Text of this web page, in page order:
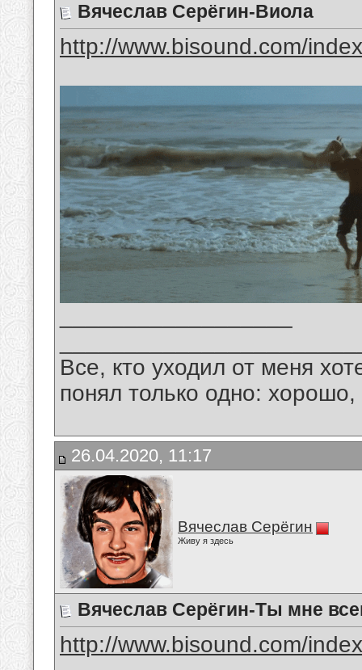
Вячеслав Серёгин-Виола
http://www.bisound.com/
Все, кто уходил от меня
понял только одно:
26.04.2020, 11:17
Вячеслав Серёгин
Живу я здесь
Вячеслав Серёгин-Ты мне
http://www.bisound.com/